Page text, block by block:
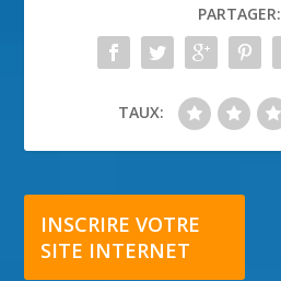
PARTAGER:
TAUX:
INSCRIRE VOTRE
SITE INTERNET